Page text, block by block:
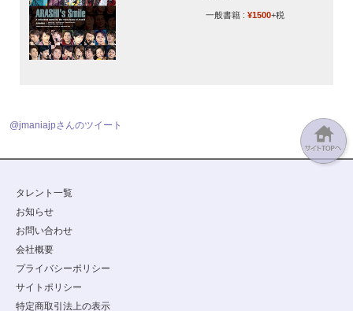
一般書籍 : ¥1500+税
@jmaniajpさんのツイート
タレント一覧
お知らせ
お問い合わせ
会社概要
プライバシーポリシー
サイトポリシー
特定商取引法上の表示